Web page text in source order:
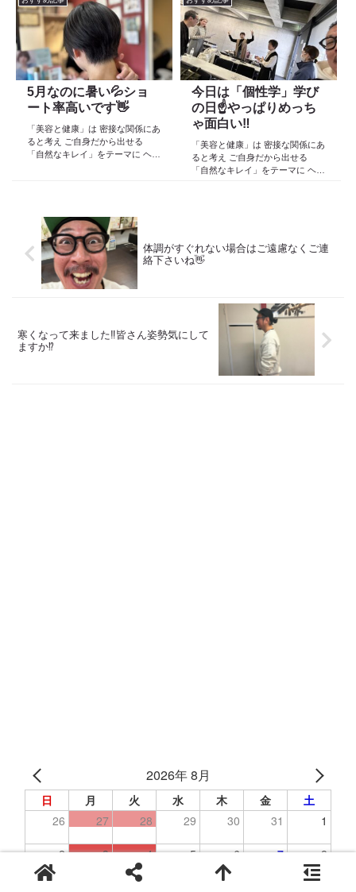
より スタートしたこのブログ
日々の事や...
の 「根本改善」を目的とした美容
院 Def 古江です 2023年３月30日
より スタートしたこのブログ
日々の事や...
5月なのに暑い💦ショ
ート率高いです👋
「美容と健康」は 密接な関係にあ
ると考え ご自身だから出せる
「自然なキレイ」をテーマに ヘア
日々の事や...
今日は「個性学」学び
の日☝️やっぱりめっち
ゃ面白い‼️
「美容と健康」は 密接な関係にあ
ると考え ご自身だから出せる
「自然なキレイ」をテーマに ヘア
体調がすぐれない場合はご遠慮なくご連
絡下さいね👋
寒くなって来ました‼️皆さん姿勢気にして
ますか⁉️
2026年 8月
日 月 火 水 木 金
土
26
27 28 29 30 31 1
2 3 4 5 6 7 8
11